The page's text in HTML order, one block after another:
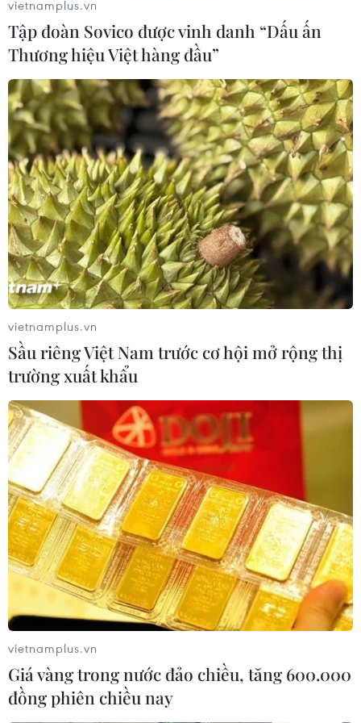
liên quan đều được chuẩn bị tốt cho việc tuân
thủ ETS và tham gia thị trường./.
(Vietnam+)
#Carbon
#Sàn giao dịch carbon
#Cục Biến đổi khí hậu
#Chuyển dịch năng lượng
#Biến đối khí hậu
Theo dõi VietnamPlus
TIN LIÊN QUAN
vietnamplus.vn
Tập đoàn Sovico được vinh danh “Dấu ấn
Thương hiệu Việt hàng đầu”
vietnamplus.vn
Sầu riêng Việt Nam trước cơ hội mở rộng thị
trường xuất khẩu
vietnamplus.vn
Giá vàng trong nước đảo chiều, tăng 600.000
đồng phiên chiều nay